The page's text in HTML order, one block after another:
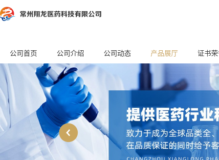
公司首页 公司介绍 公司动态 产品展厅 证书